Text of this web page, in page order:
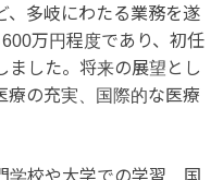
、多岐にわたる業務を遂
万円程度であり、初任
ました。将来の展望とし
療の充実、国際的な医療
学校や大学での学習、国